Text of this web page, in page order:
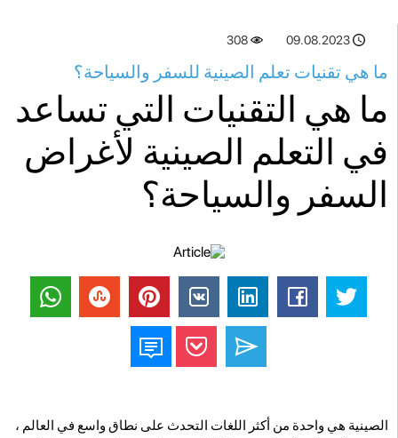
09.08.2023
308
ما هي تقنيات تعلم الصينية للسفر والسياحة؟
ما هي التقنيات التي تساعد
في التعلم الصينية لأغراض
السفر والسياحة؟
الصينية هي واحدة من أكثر اللغات التحدث على نطاق واسع في العالم ،